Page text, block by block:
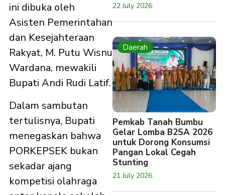
ini dibuka oleh
Asisten Pemerintahan
dan Kesejahteraan
Rakyat, M. Putu Wisnu
Wardana, mewakili
Bupati Andi Rudi Latif.
Dalam sambutan
tertulisnya, Bupati
menegaskan bahwa
PORKEPSEK bukan
sekadar ajang
kompetisi olahraga
22 July 2026
Daerah
Pemkab Tanah Bumbu
Gelar Lomba B2SA 2026
untuk Dorong Konsumsi
Pangan Lokal Cegah
Stunting
21 July 2026